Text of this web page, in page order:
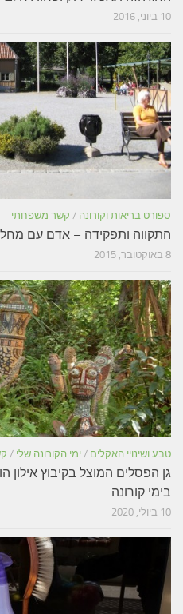
10 ביוני, 2016
/
התקווה ותפקידה – אדם עם
8 באוקטובר, 2015
טבע ושינויי האקלים / ימי הקורונה שלי /
גן הפסלים המוצל בקיבוץ אילון
בימי קורונה
10 ביולי, 2020